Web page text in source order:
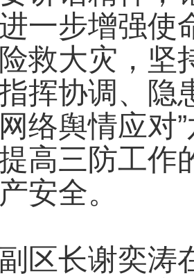
一步增强使
救大灾，坚
挥协调、隐
络舆情应对
高三防工作
安全。
长谢奕涛在